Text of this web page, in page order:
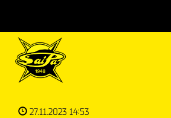
27.11.2023 14:53